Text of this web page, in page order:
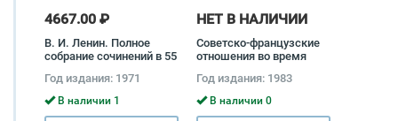
4667.00 ₽
В. И. Ленин. Полное
собрание сочинений в 55
Владимир Ленин
Год издания: 1971
В наличии 1
НЕТ В НАЛИЧИИ
Советско-французские
отношения во время
войны 1941 - 1945
(комплект из 2 книг)
Год издания: 1983
В наличии 0